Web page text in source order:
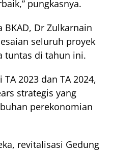
pungkasnya.
Dr Zulkarnain
seluruh proyek
tuntas di tahun ini.
2023 dan TA 2024,
strategis yang
perekonomian
revitalisasi Gedung